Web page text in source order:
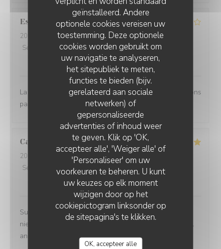
geïnstalleerd. Andere
optionele cookies vereisen uw
toestemming. Deze optionele
cookies worden gebruikt om
uw navigatie te analyseren,
het sitepubliek te meten,
functies te bieden (bijv.
gerelateerd aan sociale
netwerken) of
gepersonaliseerde
advertenties of inhoud weer
te geven. Klik op 'OK,
accepteer alle', 'Weiger alle' of
'Personaliseer' om uw
voorkeuren te beheren. U kunt
uw keuzes op elk moment
wijzigen door op het
cookiepictogram linksonder op
de sitepagina's te klikken.
OK, accepteer alle
Estelle
2026-07-28
- 12:15 - Gasten 3
Service
Atmosfeer:4/5 Keuken: 4/5 Kwaliteit / Prijs
La terrasse est agréable et l'accueil convivial. Nous avons
passé un bon moment entre collègues.
Carole
2026-07-28
- 12:00 - Gasten 2
Service
/5 Atmosfeer:5 /5 Keuken: 5/5 Kwaliteit / Prijs
Super Konzept! Merci Restaurant Madame Witzeg,
niewent der Propretéit, der Frendlechkeet vum Personal
an der Professionalitéit ass d‘Iessen och nach TipTop!